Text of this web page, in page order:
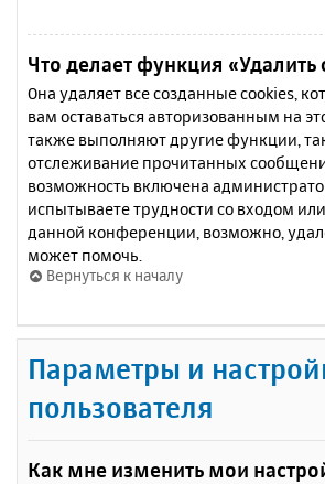
Что делает функция «Удалить
Она удаляет все созданные cookies,
вам оставаться авторизованным на
также выполняют другие функции,
отслеживание прочитанных
возможность включена
испытываете трудности со входом
данной конференции, возможно,
может помочь.
Вернуться к началу
Параметры и
пользователя
Как мне изменить мои